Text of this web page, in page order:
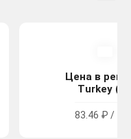
Цена в
Turkey
83.46 ₽ / 49